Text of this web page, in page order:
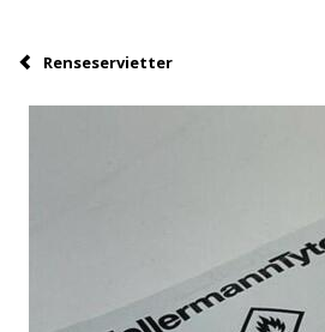
Renseservietter